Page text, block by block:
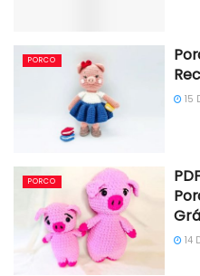
PORCO
15
PORCO
14